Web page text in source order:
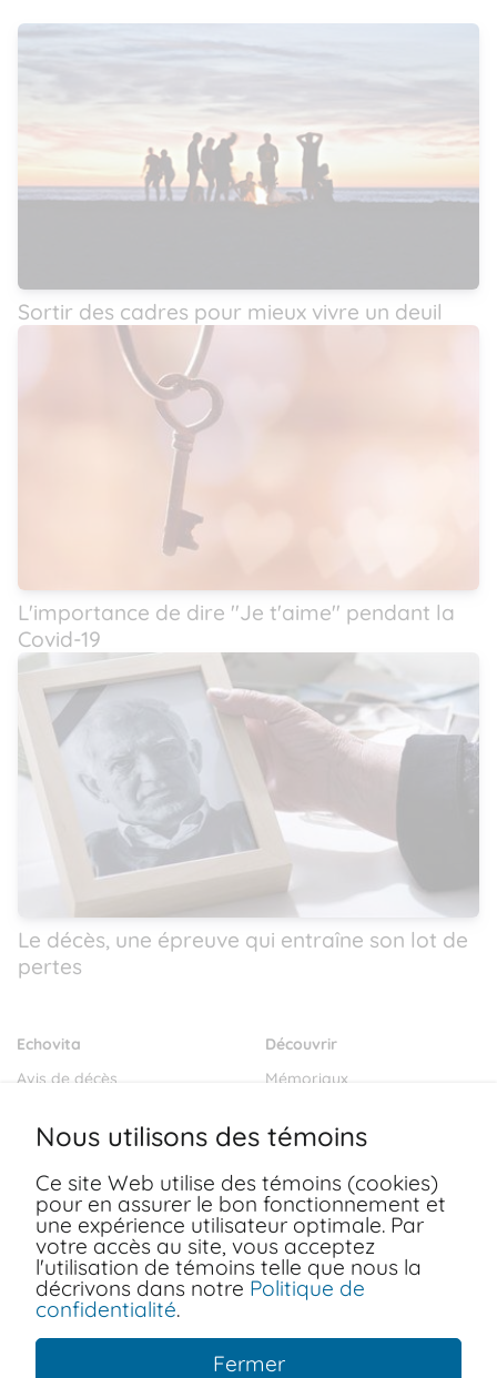
Sortir des cadres pour mieux vivre un deuil
L'importance de dire ''Je t'aime'' pendant la
Covid-19
Le décès, une épreuve qui entraîne son lot de
pertes
Echovita
Avis de décès
Envoyer des fleurs
Découvrir
Mémoriaux
Blogs
Dernières volontés
Ressources
FAQ
Nous joindre
Conditions d'utilisation
Politiques de confidentialité
Copyright © 2026 Echovita Inc. Tous les droits sont
Nous utilisons des témoins
Ce site Web utilise des témoins (cookies)
pour en assurer le bon fonctionnement et
une expérience utilisateur optimale. Par
votre accès au site, vous acceptez
l'utilisation de témoins telle que nous la
décrivons dans notre Politique de
confidentialité.
Fermer